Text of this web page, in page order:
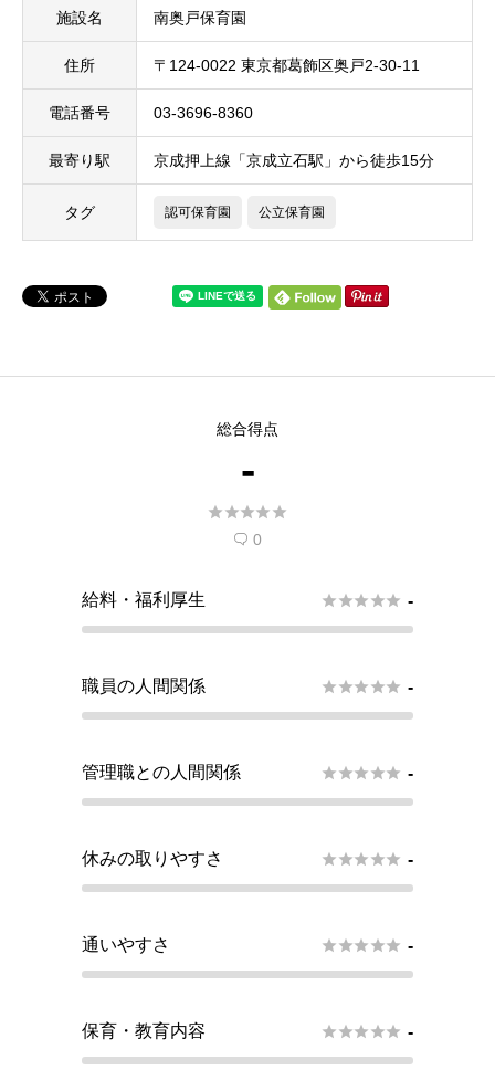
施設名 南奥戸保育園
住所 〒124-0022 東京都葛飾区奥戸2-30-11
電話番号 03-3696-8360
最寄り駅 京成押上線「京成立石駅」から徒歩15分
タグ 認可保育園 公立保育園
総合得点
-

 0
給料・福利厚生  -
職員の人間関係  -
管理職との人間関係  -
休みの取りやすさ  -
通いやすさ  -
保育・教育内容  -